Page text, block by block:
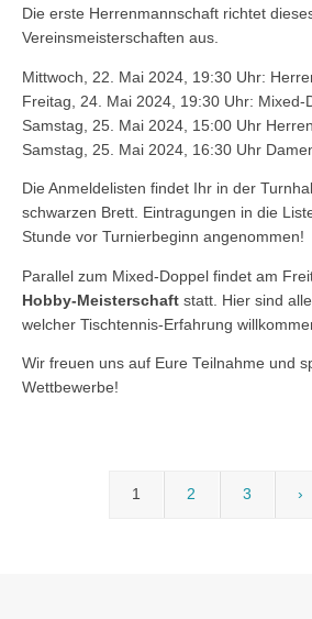
Die erste Herrenmannschaft richtet
Vereinsmeisterschaften aus.
Mittwoch, 22. Mai 2024, 19:30 Uhr:
Freitag, 24. Mai 2024, 19:30 Uhr: Mixed-
Samstag, 25. Mai 2024, 15:00 Uhr
Samstag, 25. Mai 2024, 16:30 Uhr
Die Anmeldelisten findet Ihr in der
schwarzen Brett. Eintragungen in die
Stunde vor Turnierbeginn angenommen!
Parallel zum Mixed-Doppel findet am
Hobby-Meisterschaft statt. Hier sind
welcher Tischtennis-Erfahrung
Wir freuen uns auf Eure Teilnahme und
Wettbewerbe!
1 2 3 ›